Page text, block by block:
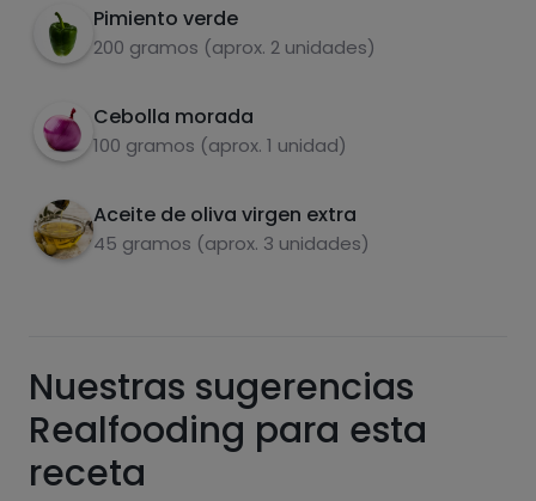
Pimiento verde
200 gramos (aprox. 2 unidades)
Cebolla morada
100 gramos (aprox. 1 unidad)
Aceite de oliva virgen extra
45 gramos (aprox. 3 unidades)
5 Escurrir el aceite sobrante de las patatas,
Carbohidratos Proteínas
Grasas
saturadas
Nuestras sugerencias
Realfooding para esta
receta